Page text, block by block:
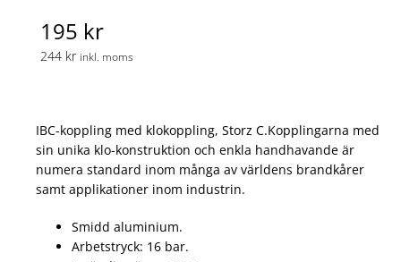
195 kr
244 kr inkl. moms
IBC-koppling med klokoppling, Storz C.Kopplingarna med
sin unika klo-konstruktion och enkla handhavande är
numera standard inom många av världens brandkårer
samt applikationer inom industrin.
Smidd aluminium.
Arbetstryck: 16 bar.